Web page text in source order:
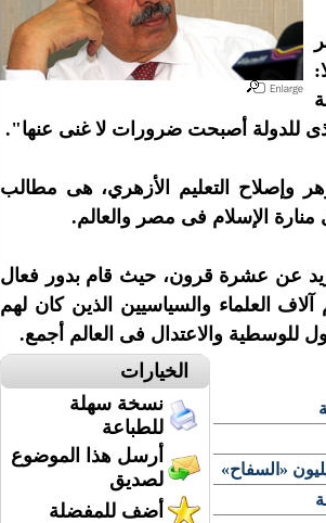
للدولة أصبحت ضرورات لا غنى عنها".
وإصلاح التعليم الأزهري، هى مطالب
الإسلام فى مصر والعالم.
يزيد عن عشرة قرون، حيث قام بدور فعال
العلماء والسياسيين الذين كان لهم
للوسطية والاعتدال فى العالم أجمع.
الخيارات
نسخة سهلة
للطباعة
أرسل هذا الموضوع
لصديق
أضف للمفضلة
«السفاح»